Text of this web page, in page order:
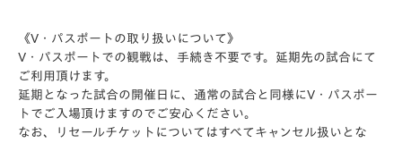
《V・パスポートの取り扱いについて》
V・パスポートでの観戦は、手続き不要です。延期先の試合にて
ご利用頂けます。
延期となった試合の開催日に、通常の試合と同様にV・パスポー
トでご入場頂けますのでご安心ください。
なお、リセールチケットについてはすべてキャンセル扱いとな